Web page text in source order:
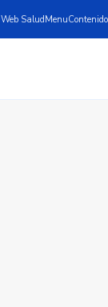
SaludMenuContenido